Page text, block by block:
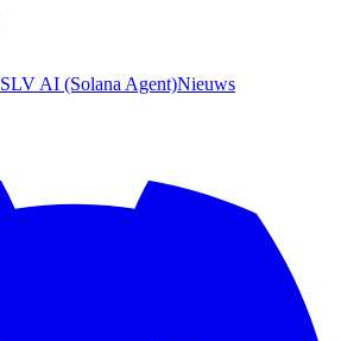
SLV AI (Solana Agent)Nieuws